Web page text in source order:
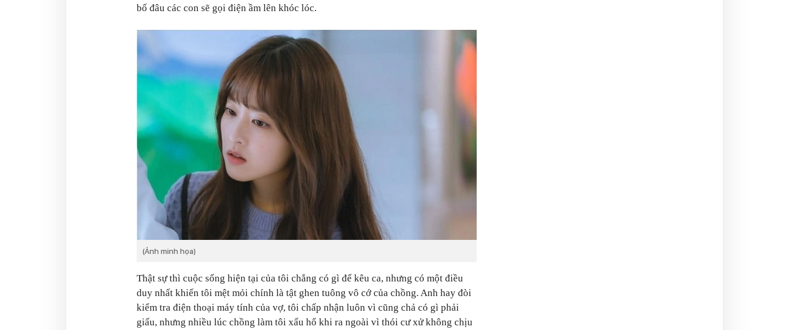
bố đâu các con sẽ gọi điện ầm lên khóc lóc.
(Ảnh minh họa)
Thật sự thì cuộc sống hiện tại của tôi chẳng có gì để kêu ca, nhưng có một điều
duy nhất khiến tôi mệt mỏi chính là tật ghen tuông vô cớ của chồng. Anh hay đòi
kiểm tra điện thoại máy tính của vợ, tôi chấp nhận luôn vì cũng chả có gì phải
giấu, nhưng nhiều lúc chồng làm tôi xấu hổ khi ra ngoài vì thói cư xử không chịu